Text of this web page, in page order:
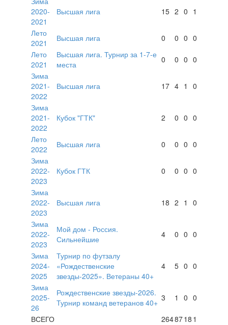
2020-
2021
Высшая лига 15 2 0 1
Лето
2021
Высшая лига 0 0 0 0
Лето
2021
Высшая лига. Турнир за 1-7-е
места
0 0 0 0
Зима
2021-
2022
Высшая лига 17 4 1 0
Зима
2021-
2022
Кубок "ГТК" 2 0 0 0
Лето
2022
Высшая лига 0 0 0 0
Зима
2022-
2023
Кубок ГТК 0 0 0 0
Зима
2022-
2023
Высшая лига 18 2 1 0
Зима
2022-
2023
Мой дом - Россия.
Сильнейшие
4 0 0 0
Зима
2024-
2025
Турнир по футзалу
«Рождественские
звезды-2025». Ветераны 40+
4 5 0 0
Зима
2025-
26
Рождественские звезды-2026.
Турнир команд ветеранов 40+ 3 1 0 0
ВСЕГО 2648718 1